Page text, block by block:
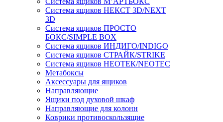
Система ящиков НЕКСТ 3D/NEXT
3D
Система ящиков ПРОСТО
БОКС/SIMPLE BOX
Система ящиков ИНДИГО/INDIGO
Система ящиков СТРАЙК/STRIKE
Система ящиков НЕОТЕК/NEOTEC
Метабоксы
Аксессуары для ящиков
Направляющие
Ящики под духовой шкаф
Направляющие для колонн
Коврики противоскользящие